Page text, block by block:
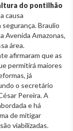
do pontilhão
causa
Braulio
Avenida Amazonas,
área.
afirmaram que as
permitirá maiores
já
o secretário
Pereira. A
e há
de mitigar
viabilizadas.